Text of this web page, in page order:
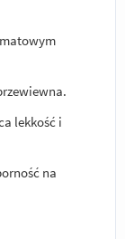
lekkość i
na